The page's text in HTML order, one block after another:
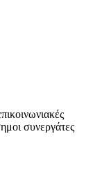
συνεργάτες